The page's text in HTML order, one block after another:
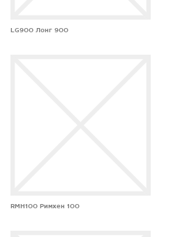
LG900 Лонг 900
RMH100 Римхен 100